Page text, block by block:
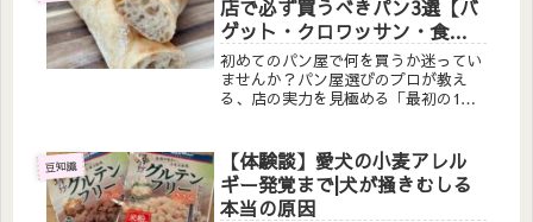
時、「...
店で必ず買うべきパン3選【バ
ゲット・クロワッサン・食パ
ン】
初めてのパン屋で何を買うか迷ってい
ませんか？パン屋選びのプロが教え
る、店の実力を見極める「最初の1
は。美味しいパン屋を見つけるコツを
徹底解説！
豆知識
【体験談】愛犬の小麦アレル
ギー発覚まで|犬が掻きむしる
本当の原因